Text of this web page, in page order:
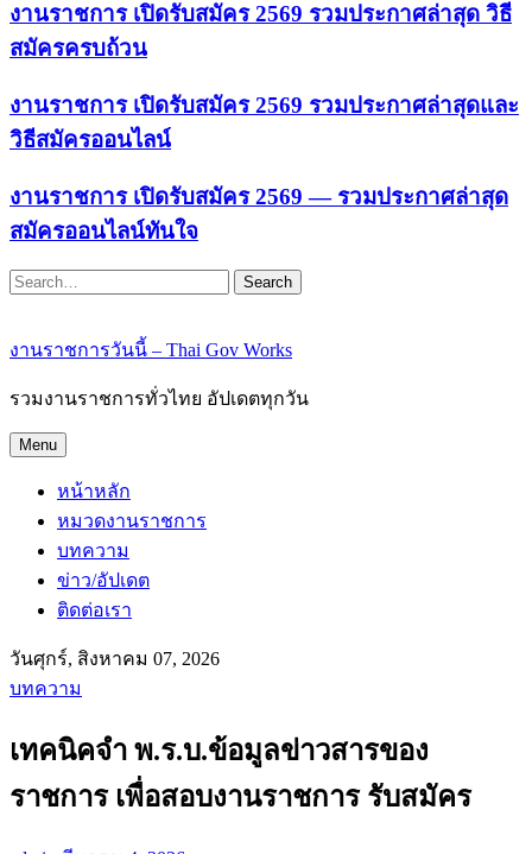
งานราชการ เปิดรับสมัคร 2569 รวมประกาศล่าสุด วิธี
สมัครครบถ้วน
งานราชการ เปิดรับสมัคร 2569 รวมประกาศล่าสุดและ
วิธีสมัครออนไลน์
งานราชการ เปิดรับสมัคร 2569 — รวมประกาศล่าสุด
สมัครออนไลน์ทันใจ
Search
งานราชการวันนี้ – Thai Gov Works
รวมงานราชการทั่วไทย อัปเดตทุกวัน
Menu
หน้าหลัก
หมวดงานราชการ
บทความ
ข่าว/อัปเดต
ติดต่อเรา
วันศุกร์, สิงหาคม 07, 2026
บทความ
เทคนิคจำ พ.ร.บ.ข้อมูลข่าวสารของ
ราชการ เพื่อสอบงานราชการ รับสมัคร